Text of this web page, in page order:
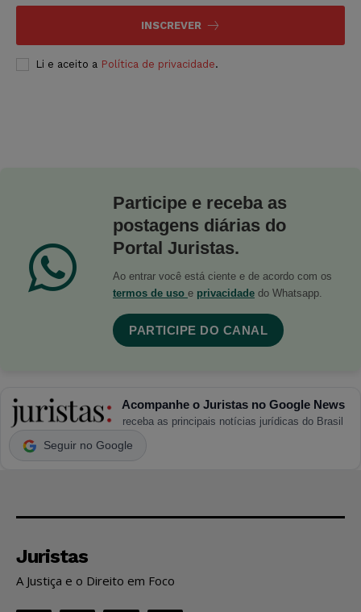
INSCREVER
Li e aceito a Política de privacidade.
Participe e receba as
postagens diárias do
Portal Juristas.
Ao entrar você está ciente e de acordo com os
termos de uso e privacidade do Whatsapp.
PARTICIPE DO CANAL
Acompanhe o Juristas no Google News
receba as principais notícias jurídicas do Brasil
Seguir no Google
Juristas
A Justiça e o Direito em Foco